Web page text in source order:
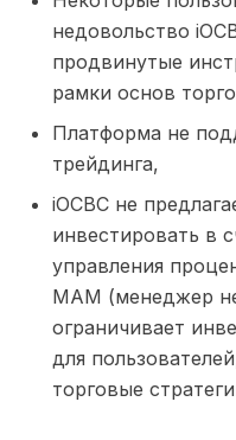
недовольство
продвинутые
рамки основ
Платформа не
трейдинга,
iOCBC не
инвестировать в
управления
MAM (менеджер
ограничивает
для
торговые